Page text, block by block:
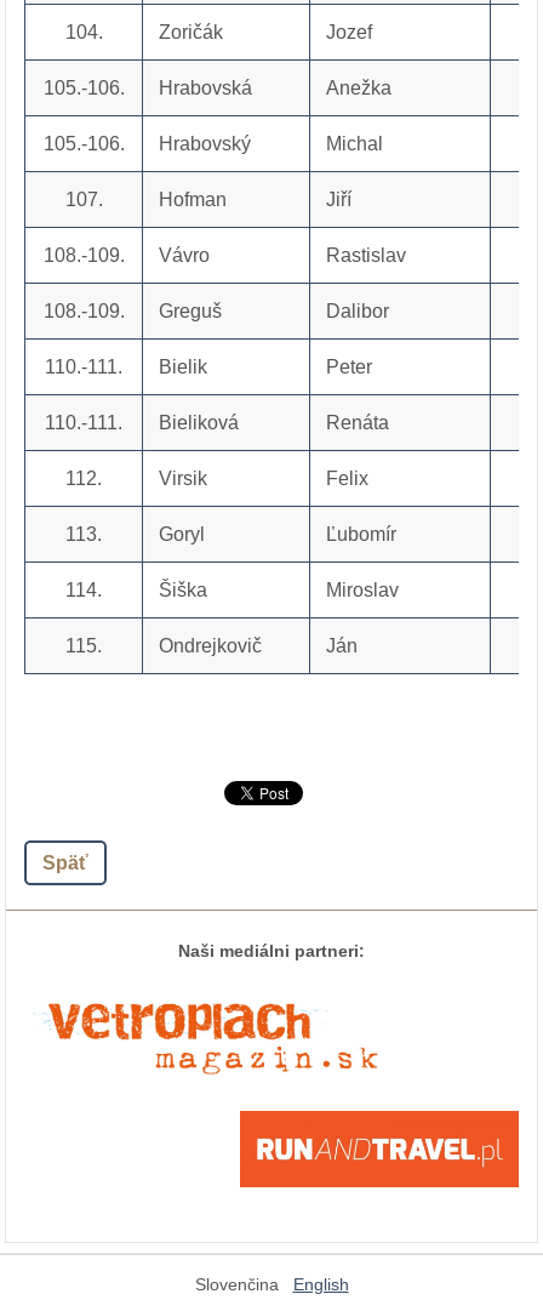
104. Zoričák Jozef
105.-106. Hrabovská Anežka
105.-106. Hrabovský Michal
107. Hofman Jiří
108.-109. Vávro Rastislav
108.-109. Greguš Dalibor
110.-111. Bielik Peter
110.-111. Bieliková Renáta
112. Virsik Felix
113. Goryl Ľubomír
114. Šiška Miroslav
115. Ondrejkovič Ján
Späť
Naši mediálni partneri:
Slovenčina English